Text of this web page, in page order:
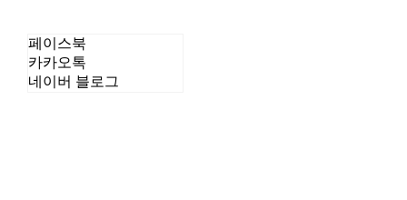
페이스북
카카오톡
네이버 블로그